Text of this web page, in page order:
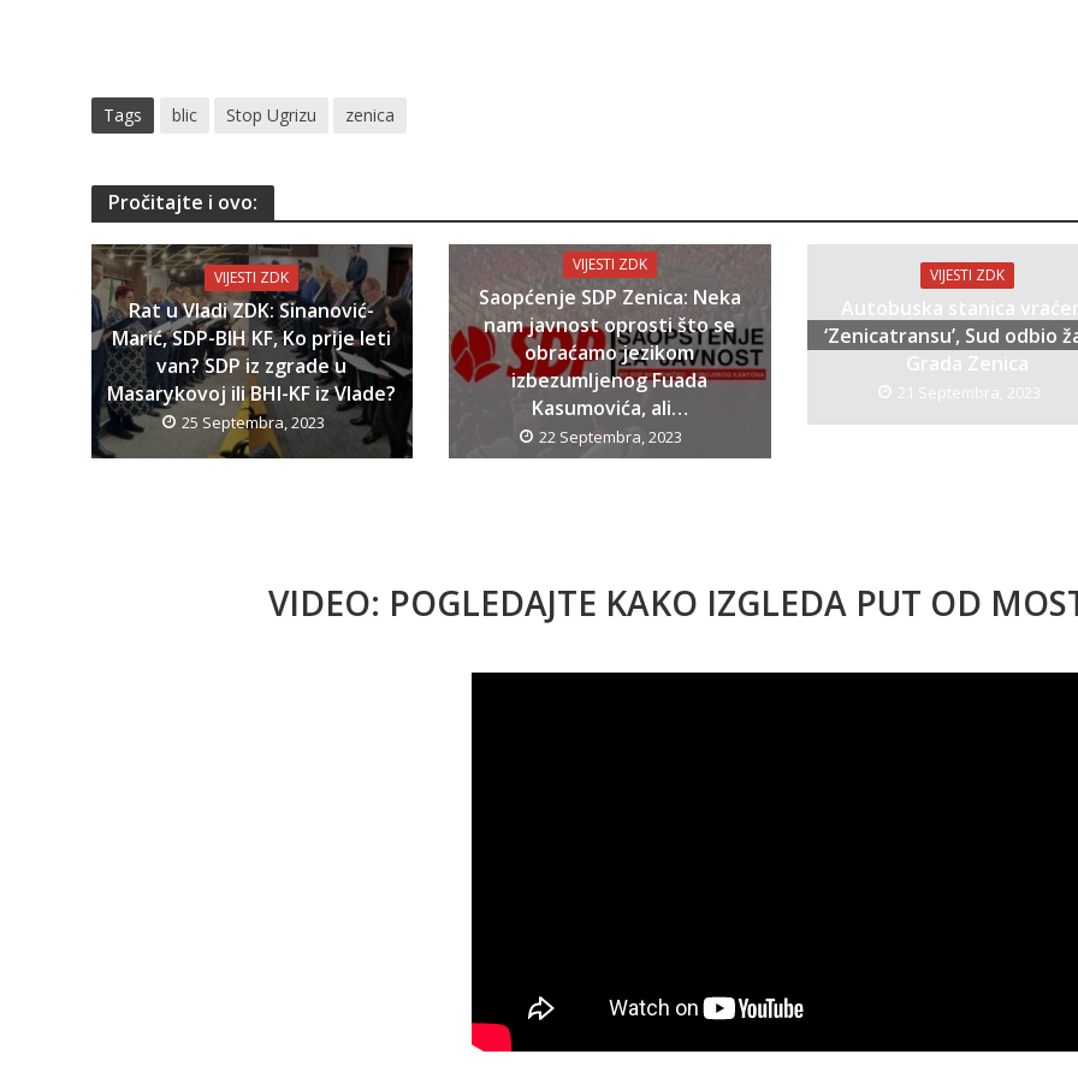
Tags blic Stop Ugrizu zenica
Pročitajte i ovo:
VIJESTI ZDK
Rat u Vladi ZDK: Sinanović-
Marić, SDP-BIH KF, Ko prije leti
van? SDP iz zgrade u
Masarykovoj ili BHI-KF iz Vlade?
25 Septembra, 2023
VIJESTI ZDK
Saopćenje SDP Zenica: Neka
nam javnost oprosti što se
obraćamo jezikom
izbezumljenog Fuada
Kasumovića, ali…
22 Septembra, 2023
VIJESTI ZDK
Autobuska stanica
‘Zenicatransu’, Sud odbio
Grada Zenica
21 Septembra, 2023
VIDEO: POGLEDAJTE KAKO IZGLEDA PUT OD